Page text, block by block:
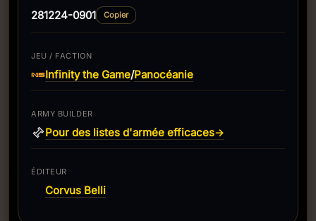
281224-0901 Copier
JEU / FACTION
Infinity the Game/Panocéanie
ARMY BUILDER
Pour des listes d'armée efficaces→
ÉDITEUR
Corvus Belli